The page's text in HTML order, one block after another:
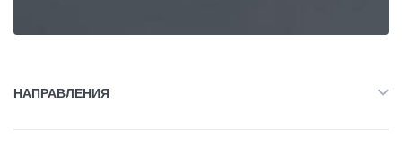
НАПРАВЛЕНИЯ